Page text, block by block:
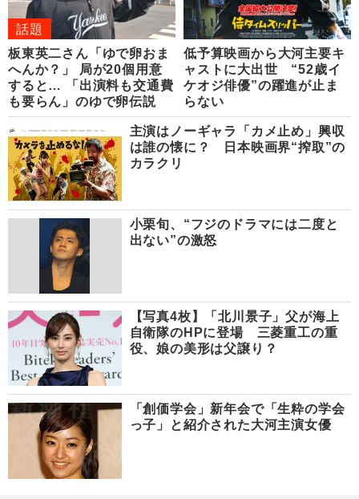
話題
板東英二さん「ゆで卵おま
へんか？」 局が20個用意
すると… 「出演料も交通費
も要らん」のゆで卵伝説
低予算映画から大河主要キ
ャストに大出世 “52歳イ
ケオジ俳優”の躍進が止ま
らない
主演はノーギャラ「カメ止め」興収
は誰の懐に？ 日本映画界“搾取”の
カラクリ
小栗旬、“フジのドラマには二度と
出ない”の激怒
【写真4枚】「北川景子」父が海上
自衛隊のHPに登場 三菱重工の重
役、娘の美形は父譲り？
「創価学会」新年会で「生粋の学会
っ子」と紹介された大河主演女優